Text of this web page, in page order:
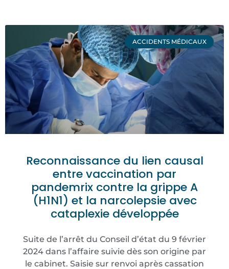
ACCIDENTS MÉDICAUX
Reconnaissance du lien causal
entre vaccination par
pandemrix contre la grippe A
(H1N1) et la narcolepsie avec
cataplexie développée
Suite de l’arrêt du Conseil d’état du 9 février
2024 dans l’affaire suivie dès son origine par
le cabinet. Saisie sur renvoi après cassation